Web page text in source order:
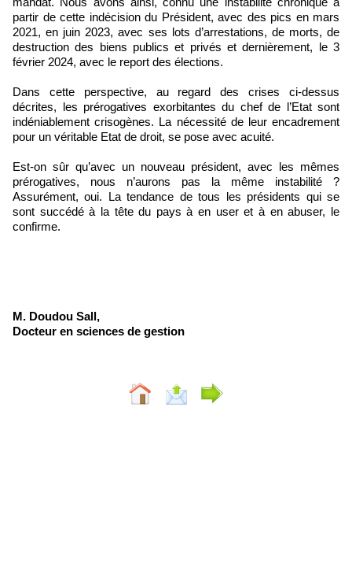
partir de cette indécision du Président, avec des pics en mars
2021, en juin 2023, avec ses lots d’arrestations, de morts, de
destruction des biens publics et privés et dernièrement, le 3
février 2024, avec le report des élections.
Dans cette perspective, au regard des crises ci-dessus
décrites, les prérogatives exorbitantes du chef de l’Etat sont
indéniablement crisogènes. La nécessité de leur encadrement
pour un véritable Etat de droit, se pose avec acuité.
Est-on sûr qu’avec un nouveau président, avec les mêmes
prérogatives, nous n’aurons pas la même instabilité ?
Assurément, oui. La tendance de tous les présidents qui se
sont succédé à la tête du pays à en user et à en abuser, le
confirme.
M. Doudou Sall,
Docteur en sciences de gestion